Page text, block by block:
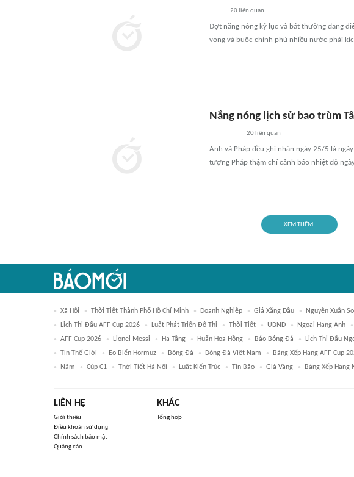
20liên quan
Đợt nắng nóng kỷ lục và bất thường đang
vong và buộc chính phủ nhiều nước phải
Nắng nóng lịch sử bao trùm
20liên quan
Anh và Pháp đều ghi nhận ngày 25/5 là
tượng Pháp thậm chí cảnh báo nhiệt độ
XEM THÊM
Xã Hội Thời Tiết Thành Phố Hồ Chí Minh Doanh Nghiệp Giá Xăng Dầu Nguyễn Xuân
Lịch Thi Đấu AFF Cup 2026
Luật Phát Triển Đô Thị Thời Tiết UBND Ngoại Hạng Anh
AFF Cup 2026
Lionel Messi Hạ Tầng Huấn Hoa Hồng Báo Bóng Đá Lịch Thi Đấu
Tin Thế Giới
Eo Biển Hormuz Bóng Đá Bóng Đá Việt Nam Bảng Xếp Hạng AFF Cup
Năm
Cúp C1 Thời Tiết Hà Nội Luật Kiến Trúc Tin Bão Giá Vàng Bảng Xếp Hạng
LIÊN HỆ
Giới thiệu
Điều khoản sử dụng
Chính sách bảo mật
Quảng cáo
KHÁC
Tổng hợp